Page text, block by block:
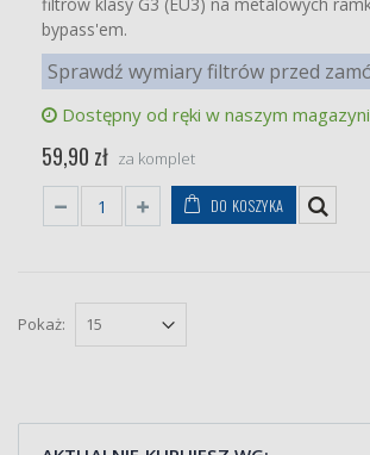
bypass'em.
Sprawdź wymiary filtrów przed
Dostępny od ręki w naszym
59,90 zł za komplet
DO KOSZYKA
Pokaż: